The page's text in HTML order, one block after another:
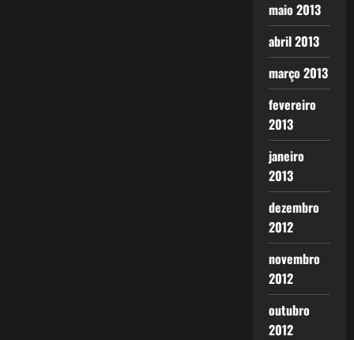
maio 2013
abril 2013
março 2013
fevereiro
2013
janeiro
2013
dezembro
2012
novembro
2012
outubro
2012